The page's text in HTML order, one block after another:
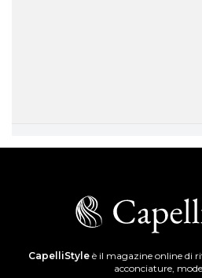
CapelliStyleè il magazine online di
acconciature,